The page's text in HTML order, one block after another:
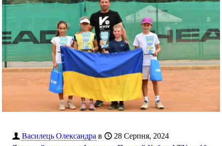
Василець Олександра в
28 Серпня, 2024